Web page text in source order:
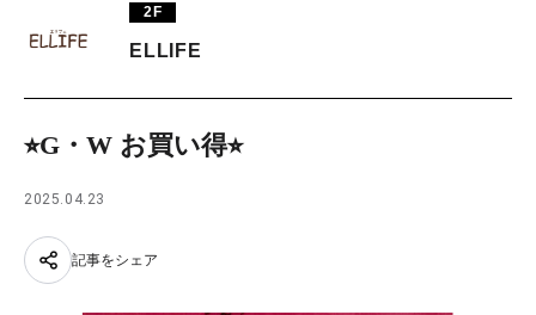
PARCOメンバーズ
2F
ELLIFE
⭐︎G・W お買い得⭐︎
2025.04.23
記事をシェア